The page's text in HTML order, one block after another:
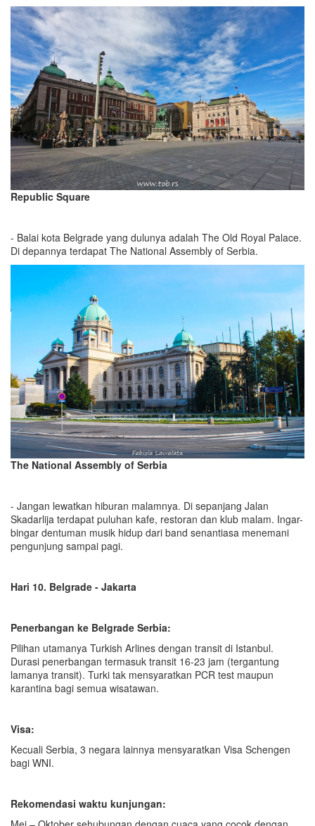
Republic Square
- Balai kota Belgrade yang dulunya adalah The Old Royal Palace.
Di depannya terdapat The National Assembly of Serbia.
The National Assembly of Serbia
- Jangan lewatkan hiburan malamnya. Di sepanjang Jalan
Skadarlija terdapat puluhan kafe, restoran dan klub malam. Ingar-
bingar dentuman musik hidup dari band senantiasa menemani
pengunjung sampai pagi.
Hari 10. Belgrade - Jakarta
Penerbangan ke Belgrade Serbia:
Pilihan utamanya Turkish Arlines dengan transit di Istanbul.
Durasi penerbangan termasuk transit 16-23 jam (tergantung
lamanya transit). Turki tak mensyaratkan PCR test maupun
karantina bagi semua wisatawan.
Visa:
Kecuali Serbia, 3 negara lainnya mensyaratkan Visa Schengen
bagi WNI.
Rekomendasi waktu kunjungan: